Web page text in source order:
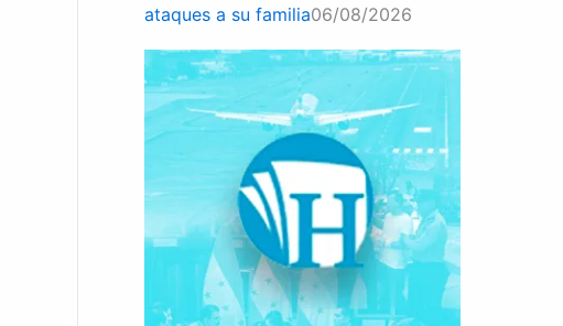
ataques a su familia06/08/2026